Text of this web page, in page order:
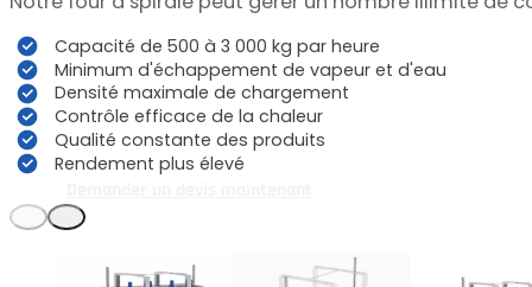
Capacité de 500 à 3 000 kg par heure
Minimum d'échappement de vapeur et d'eau
Densité maximale de chargement
Contrôle efficace de la chaleur
Qualité constante des produits
Rendement plus élevé